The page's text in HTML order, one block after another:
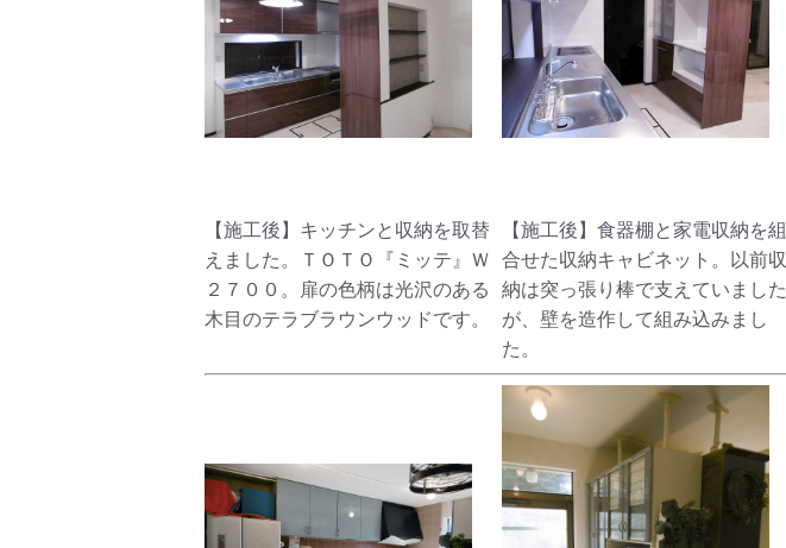
【施工後】キッチンと収納を取替
えました。ＴＯＴＯ『ミッテ』Ｗ
２７００。扉の色柄は光沢のある
木目のテラブラウンウッドです。
【施工後】食器棚と家電収納を組
合せた収納キャビネット。以前収
納は突っ張り棒で支えていました
が、壁を造作して組み込みまし
た。